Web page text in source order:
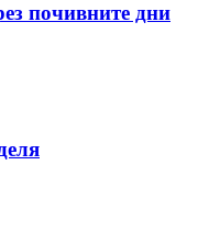
почивните дни